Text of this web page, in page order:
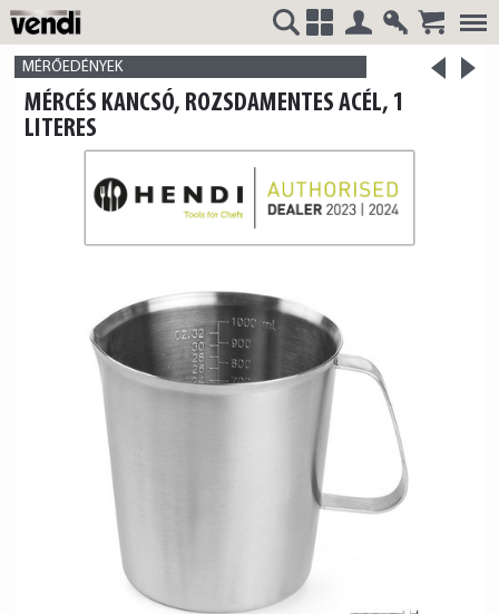
VENDI
HUNGÁRIA
+
MÉRŐEDÉNYEK
<
>
MÉRCÉS KANCSÓ, ROZSDAMENTES ACÉL, 1
LITERES